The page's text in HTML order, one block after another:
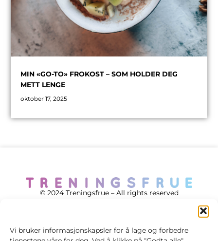
Vi bruker informasjonskapsler for å lage og forbedre
MIN «GO-TO» FROKOST – SOM HOLDER DEG
METT LENGE
oktober 17, 2025
© 2024 Treningsfrue – All rights reserved